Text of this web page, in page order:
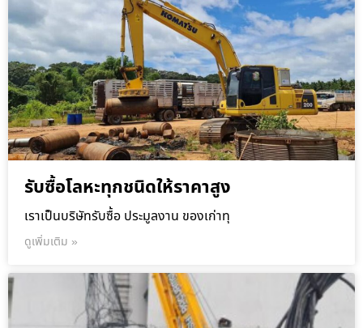
รับซื้อโลหะทุกชนิดให้ราคาสูง
เราเป็นบริษัทรับซื้อ ประมูลงาน ของเก่าทุ
ดูเพิ่มเติม »